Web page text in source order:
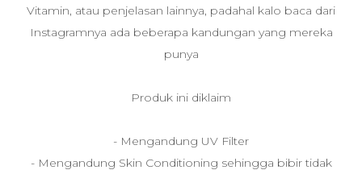
Vitamin, atau penjelasan lainnya, padahal kalo baca dari
Instagramnya ada beberapa kandungan yang mereka
punya
Produk ini diklaim
- Mengandung UV Filter
- Mengandung Skin Conditioning sehingga bibir tidak